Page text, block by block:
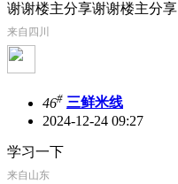
谢谢楼主分享谢谢楼主分享
来自四川
46# 三鲜米线
2024-12-24 09:27
学习一下
来自山东